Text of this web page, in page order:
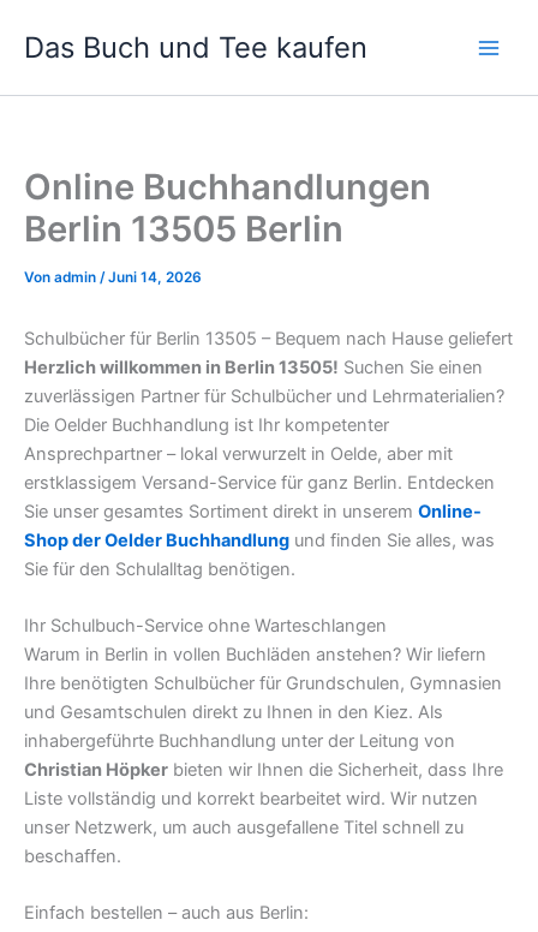
InhaltDas Buch und Tee kaufen
Online Buchhandlungen
Berlin 13505 Berlin
Von admin /Juni 14, 2026
Schulbücher für Berlin 13505 – Bequem nach Hause geliefert
Herzlich willkommen in Berlin 13505! Suchen Sie einen
zuverlässigen Partner für Schulbücher und Lehrmaterialien?
Die Oelder Buchhandlung ist Ihr kompetenter
Ansprechpartner – lokal verwurzelt in Oelde, aber mit
erstklassigem Versand-Service für ganz Berlin. Entdecken
Sie unser gesamtes Sortiment direkt in unserem Online-
Shop der Oelder Buchhandlung und finden Sie alles, was
Sie für den Schulalltag benötigen.
Ihr Schulbuch-Service ohne Warteschlangen
Warum in Berlin in vollen Buchläden anstehen? Wir liefern
Ihre benötigten Schulbücher für Grundschulen, Gymnasien
und Gesamtschulen direkt zu Ihnen in den Kiez. Als
inhabergeführte Buchhandlung unter der Leitung von
Christian Höpker bieten wir Ihnen die Sicherheit, dass Ihre
Liste vollständig und korrekt bearbeitet wird. Wir nutzen
unser Netzwerk, um auch ausgefallene Titel schnell zu
beschaffen.
Einfach bestellen – auch aus Berlin: